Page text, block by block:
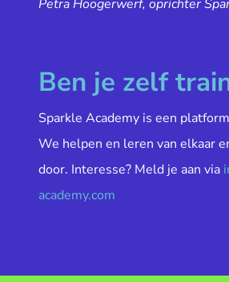
Petra Hoogerwerf, oprichter
Ben je zelf
Sparkle Academy is een
We helpen en leren van elkaar
door. Interesse? Meld je aan via
academy.com